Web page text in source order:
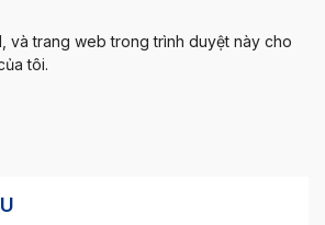
và trang web trong trình duyệt này cho
tôi.